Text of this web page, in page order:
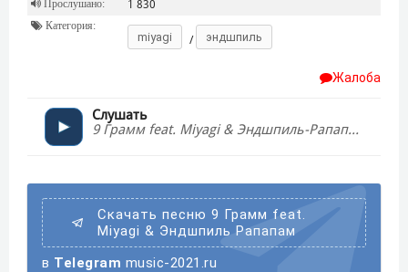
Прослушано: 1 830
Категория:
miyagi / эндшпиль
Жалоба
Слушать
9 Грамм feat. Miyagi & Эндшпиль-Рапапам
Скачать песню 9 Грамм feat.
Miyagi & Эндшпиль Рапапам
в Telegram music-2021.ru